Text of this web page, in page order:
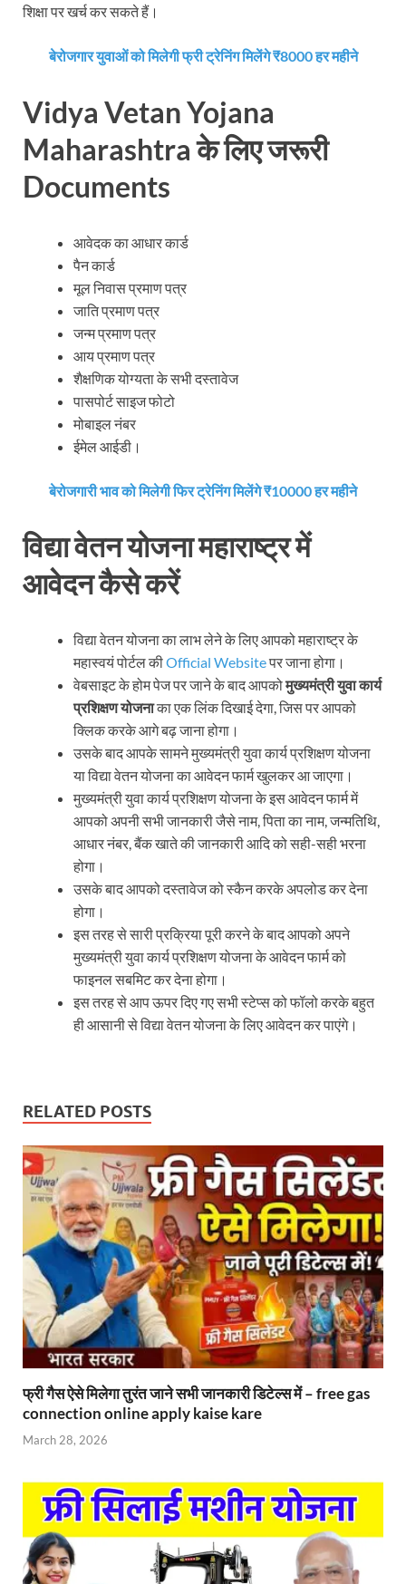
शिक्षा पर खर्च कर सकते हैं।
बेरोजगार युवाओं को मिलेगी फ्री ट्रेनिंग मिलेंगे ₹8000 हर महीने
Vidya Vetan Yojana
Maharashtraकेलिएजरूरी
Documents
आवेदक का आधार कार्ड
पैन कार्ड
मूल निवास प्रमाण पत्र
जाति प्रमाण पत्र
जन्म प्रमाण पत्र
आय प्रमाण पत्र
शैक्षणिक योग्यता के सभी दस्तावेज
पासपोर्ट साइज फोटो
मोबाइल नंबर
ईमेल आईडी।
बेरोजगारी भाव को मिलेगी फिर ट्रेनिंग मिलेंगे ₹10000 हर महीने
विद्या वेतन योजनामहाराष्ट्रमें
आवेदन कैसे करें
विद्या वेतन योजना का लाभ लेने के लिए आपको महाराष्ट्र के
महास्वयं पोर्टल कीOfficial Websiteपर जाना होगा।
वेबसाइट के होम पेज पर जाने के बाद आपकोमुख्यमंत्रीयुवाकार्य
प्रशिक्षणयोजनाका एक लिंक दिखाई देगा, जिस पर आपको
क्लिक करके आगे बढ़ जाना होगा।
उसके बाद आपके सामने मुख्यमंत्री युवा कार्य प्रशिक्षण योजना
या विद्या वेतन योजना का आवेदन फार्म खुलकर आ जाएगा।
मुख्यमंत्री युवा कार्य प्रशिक्षण योजना के इस आवेदन फार्म में
आपको अपनी सभी जानकारी जैसे नाम, पिता का नाम, जन्मतिथि,
आधार नंबर, बैंक खाते की जानकारी आदि को सही-सही भरना
होगा।
उसके बाद आपको दस्तावेज को स्कैन करके अपलोड कर देना
होगा।
इस तरह से सारी प्रक्रिया पूरी करने के बाद आपको अपने
मुख्यमंत्री युवा कार्य प्रशिक्षण योजना के आवेदन फार्म को
फाइनल सबमिट कर देना होगा।
इस तरह से आप ऊपर दिए गए सभी स्टेप्स को फॉलो करके बहुत
ही आसानी से विद्या वेतन योजना के लिए आवेदन कर पाएंगे।
RELATED POSTS
फ्री गैस ऐसे मिलेगा तुरंत जाने सभी जानकारी डिटेल्स में – free gas
connection online apply kaise kare
March 28, 2026